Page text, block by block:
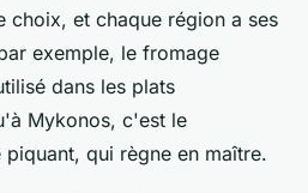
choix, et chaque région a ses
exemple, le fromage
dans les plats
Mykonos, c'est le
qui règne en maître.